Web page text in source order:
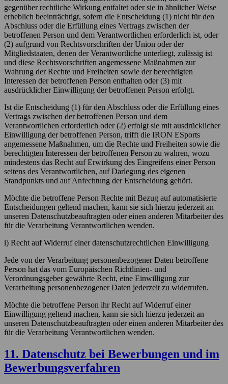
gegenüber rechtliche Wirkung entfaltet oder sie in ähnlicher Weise
erheblich beeinträchtigt, sofern die Entscheidung (1) nicht für den
Abschluss oder die Erfüllung eines Vertrags zwischen der
betroffenen Person und dem Verantwortlichen erforderlich ist, oder
(2) aufgrund von Rechtsvorschriften der Union oder der
Mitgliedstaaten, denen der Verantwortliche unterliegt, zulässig ist
und diese Rechtsvorschriften angemessene Maßnahmen zur
Wahrung der Rechte und Freiheiten sowie der berechtigten
Interessen der betroffenen Person enthalten oder (3) mit
ausdrücklicher Einwilligung der betroffenen Person erfolgt.
Ist die Entscheidung (1) für den Abschluss oder die Erfüllung eines
Vertrags zwischen der betroffenen Person und dem
Verantwortlichen erforderlich oder (2) erfolgt sie mit ausdrücklicher
Einwilligung der betroffenen Person, trifft die IRON ESports
angemessene Maßnahmen, um die Rechte und Freiheiten sowie die
berechtigten Interessen der betroffenen Person zu wahren, wozu
mindestens das Recht auf Erwirkung des Eingreifens einer Person
seitens des Verantwortlichen, auf Darlegung des eigenen
Standpunkts und auf Anfechtung der Entscheidung gehört.
Möchte die betroffene Person Rechte mit Bezug auf automatisierte
Entscheidungen geltend machen, kann sie sich hierzu jederzeit an
unseren Datenschutzbeauftragten oder einen anderen Mitarbeiter des
für die Verarbeitung Verantwortlichen wenden.
i) Recht auf Widerruf einer datenschutzrechtlichen Einwilligung
Jede von der Verarbeitung personenbezogener Daten betroffene
Person hat das vom Europäischen Richtlinien- und
Verordnungsgeber gewährte Recht, eine Einwilligung zur
Verarbeitung personenbezogener Daten jederzeit zu widerrufen.
Möchte die betroffene Person ihr Recht auf Widerruf einer
Einwilligung geltend machen, kann sie sich hierzu jederzeit an
unseren Datenschutzbeauftragten oder einen anderen Mitarbeiter des
für die Verarbeitung Verantwortlichen wenden.
11. Datenschutz bei Bewerbungen und im
Bewerbungsverfahren